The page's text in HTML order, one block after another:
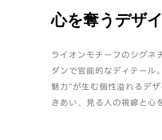
心を奪うデザ
ライオンモチーフのシグネ
ダンで官能的なディテール
魅力"が生む個性溢れるデ
きあい、見る人の視線と心